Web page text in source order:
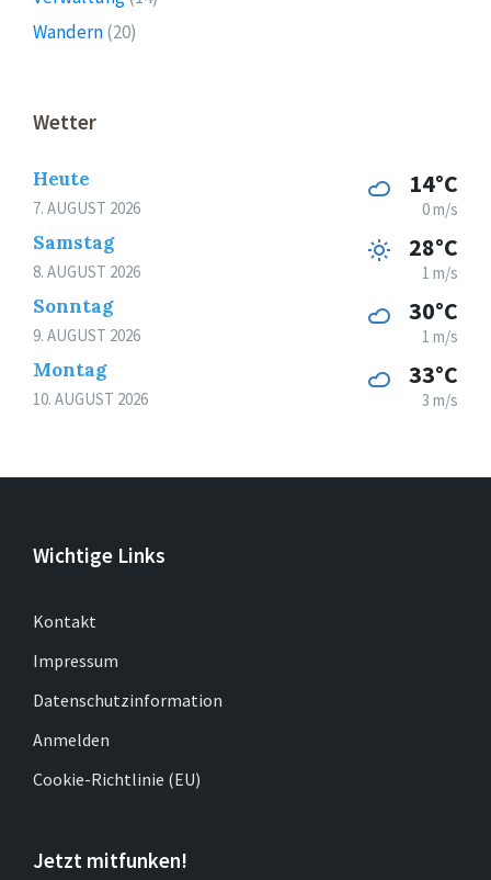
Wandern(20)
Wetter
Heute
7. AUGUST 2026
14°C
0 m/s
Samstag
8. AUGUST 2026
28°C
1 m/s
Sonntag
9. AUGUST 2026
30°C
1 m/s
Montag
10. AUGUST 2026
33°C
3 m/s
Wichtige Links
Kontakt
Impressum
Datenschutzinformation
Anmelden
Cookie-Richtlinie (EU)
Jetzt mitfunken!